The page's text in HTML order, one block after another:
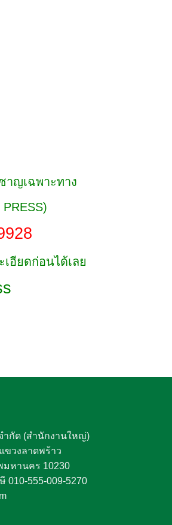
าญเฉพาะทาง
อียดก่อนได้เลย
ำกัด (สำนักงานใหญ่)
ขวงลาดพร้าว
มหานคร 10230
010-555-009-5270